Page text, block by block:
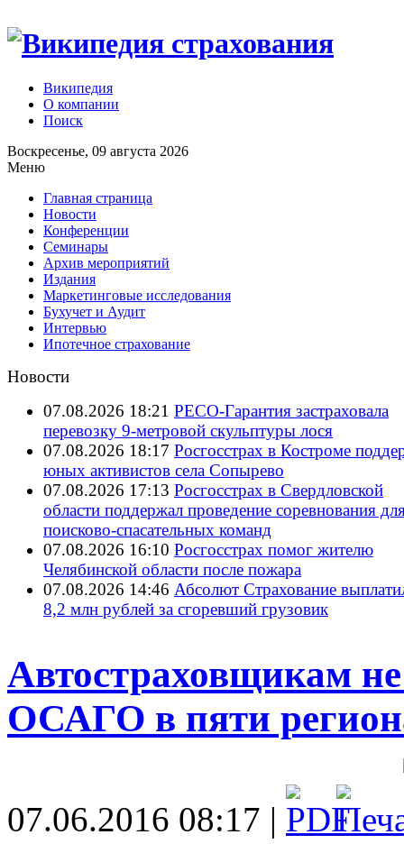
Википедия
О компании
Поиск
Воскресенье, 09 августа 2026
Меню
Главная страница
Новости
Конференции
Семинары
Архив мероприятий
Издания
Маркетинговые исследования
Бухучет и Аудит
Интервью
Ипотечное страхование
Новости
07.08.2026 18:21 РЕСО-Гарантия застраховала
перевозку 9-метровой скульптуры лося
07.08.2026 18:17 Росгосстрах в Костроме
юных активистов села Сопырево
07.08.2026 17:13 Росгосстрах в Свердловской
области поддержал проведение соревнования
поисково‑спасательных команд
07.08.2026 16:10 Росгосстрах помог жителю
Челябинской области после пожара
07.08.2026 14:46 Абсолют Страхование
8,2 млн рублей за сгоревший грузовик
Автостраховщикам
ОСАГО в пяти
07.06.2016 08:17 |